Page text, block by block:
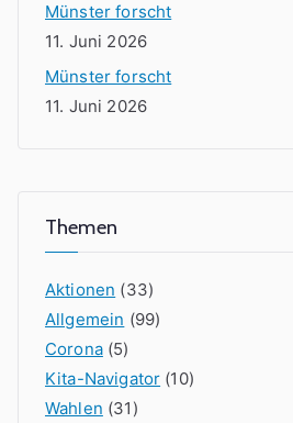
Münster forscht
11. Juni 2026
Münster forscht
11. Juni 2026
Themen
Aktionen (33)
Allgemein (99)
Corona(5)
Kita-Navigator (10)
Wahlen (31)